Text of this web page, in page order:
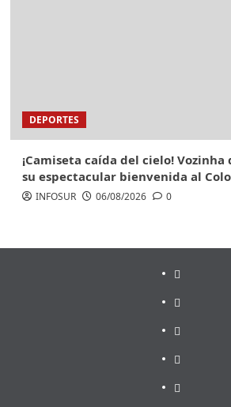
DEPORTES
¡Camiseta caída del cielo!
su espectacular bienvenida al
INFOSUR 06/08/2026 0